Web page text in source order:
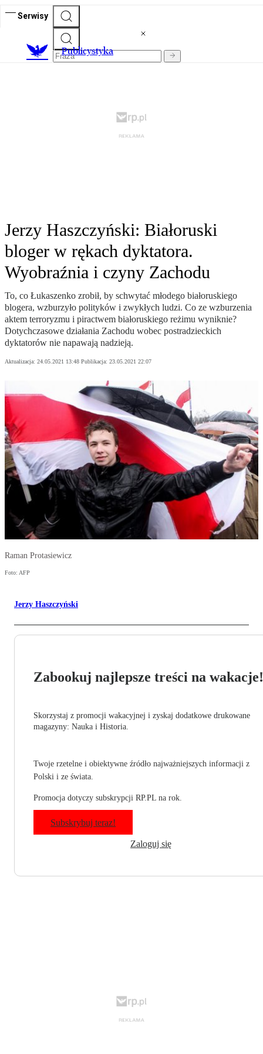
Serwisy
Publicystyka
Jerzy Haszczyński: Białoruski
bloger w rękach dyktatora.
Wyobraźnia i czyny Zachodu
To, co Łukaszenko zrobił, by schwytać młodego białoruskiego
blogera, wzburzyło polityków i zwykłych ludzi. Co ze wzburzenia
aktem terroryzmu i piractwem białoruskiego reżimu wyniknie?
Dotychczasowe działania Zachodu wobec postradzieckich
dyktatorów nie napawają nadzieją.
Aktualizacja: 24.05.2021 13:48 Publikacja: 23.05.2021 22:07
Raman Protasiewicz
Foto: AFP
Jerzy Haszczyński
Zabookuj najlepsze treści na wakacje!
Skorzystaj z promocji wakacyjnej i zyskaj dodatkowe drukowane
magazyny: Nauka i Historia.
Twoje rzetelne i obiektywne źródło najważniejszych informacji z
Polski i ze świata.
Promocja dotyczy subskrypcji RP.PL na rok.
Subskrybuj teraz!
Zaloguj się